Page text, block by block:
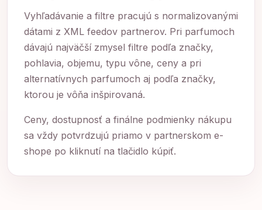
Vyhľadávanie a filtre pracujú s normalizovanými
dátami z XML feedov partnerov. Pri parfumoch
dávajú najväčší zmysel filtre podľa značky,
pohlavia, objemu, typu vône, ceny a pri
alternatívnych parfumoch aj podľa značky,
ktorou je vôňa inšpirovaná.
Ceny, dostupnosť a finálne podmienky nákupu
sa vždy potvrdzujú priamo v partnerskom e-
shope po kliknutí na tlačidlo kúpiť.